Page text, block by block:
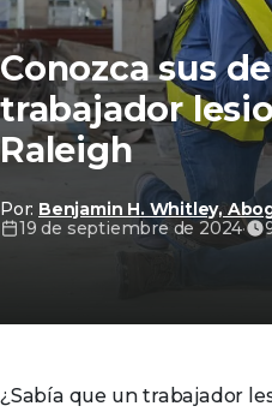
Conozca sus
trabajador
Raleigh
Por: Benjamin H. Whitley,
19 de septiembre de 2024·
¿Sabía que un trabajador